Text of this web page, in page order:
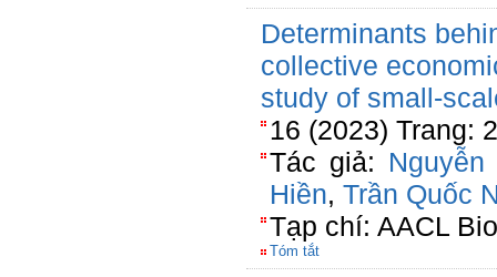
Determinants
collective
study of small-
16 (2023) Trang:
Tác giả:
Hiền, Trần Quốc
Tạp chí: AACL
Tóm tắt